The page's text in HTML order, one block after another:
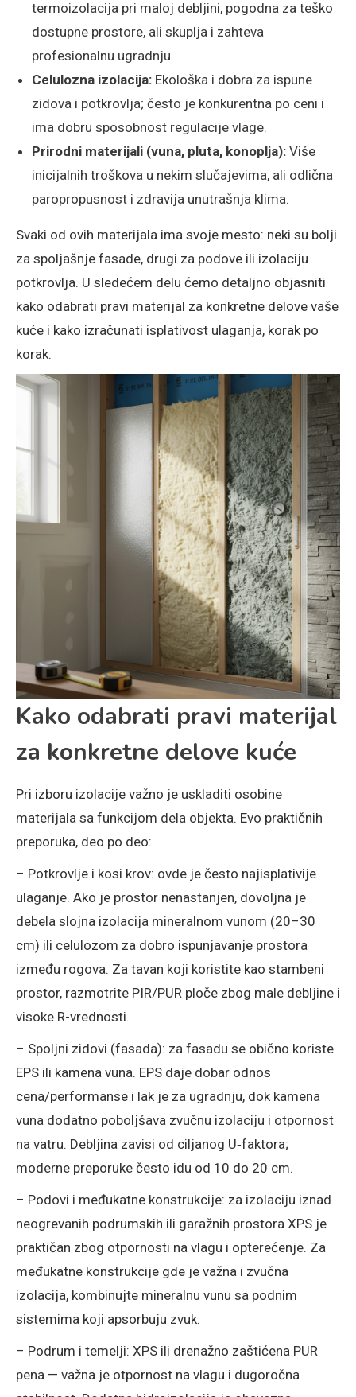
termoizolacija pri maloj debljini, pogodna za teško
dostupne prostore, ali skuplja i zahteva
profesionalnu ugradnju.
Celulozna izolacija: Ekološka i dobra za ispune
zidova i potkrovlja; često je konkurentna po ceni i
ima dobru sposobnost regulacije vlage.
Prirodni materijali (vuna, pluta, konoplja): Više
inicijalnih troškova u nekim slučajevima, ali odlična
paropropusnost i zdravija unutrašnja klima.
Svaki od ovih materijala ima svoje mesto: neki su bolji
za spoljašnje fasade, drugi za podove ili izolaciju
potkrovlja. U sledećem delu ćemo detaljno objasniti
kako odabrati pravi materijal za konkretne delove vaše
kuće i kako izračunati isplativost ulaganja, korak po
korak.
Kako odabrati pravi materijal
za konkretne delove kuće
Pri izboru izolacije važno je uskladiti osobine
materijala sa funkcijom dela objekta. Evo praktičnih
preporuka, deo po deo:
– Potkrovlje i kosi krov: ovde je često najisplativije
ulaganje. Ako je prostor nenastanjen, dovoljna je
debela slojna izolacija mineralnom vunom (20–30
cm) ili celulozom za dobro ispunjavanje prostora
između rogova. Za tavan koji koristite kao stambeni
prostor, razmotrite PIR/PUR ploče zbog male debljine i
visoke R-vrednosti.
– Spoljni zidovi (fasada): za fasadu se obično koriste
EPS ili kamena vuna. EPS daje dobar odnos
cena/performanse i lak je za ugradnju, dok kamena
vuna dodatno poboljšava zvučnu izolaciju i otpornost
na vatru. Debljina zavisi od ciljanog U‑faktora;
moderne preporuke često idu od 10 do 20 cm.
– Podovi i međukatne konstrukcije: za izolaciju iznad
neogrevanih podrumskih ili garažnih prostora XPS je
praktičan zbog otpornosti na vlagu i opterećenje. Za
međukatne konstrukcije gde je važna i zvučna
izolacija, kombinujte mineralnu vunu sa podnim
sistemima koji apsorbuju zvuk.
– Podrum i temelji: XPS ili drenažno zaštićena PUR
pena — važna je otpornost na vlagu i dugoročna